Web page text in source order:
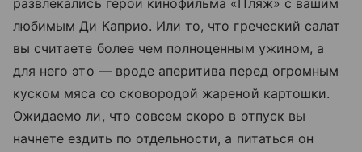
развлекались герои кинофильма «Пляж» с вашим
любимым Ди Каприо. Или то, что греческий салат
вы считаете более чем полноценным ужином, а
для него это — вроде аперитива перед огромным
куском мяса со сковородой жареной картошки.
Ожидаемо ли, что совсем скоро в отпуск вы
начнете ездить по отдельности, а питаться он